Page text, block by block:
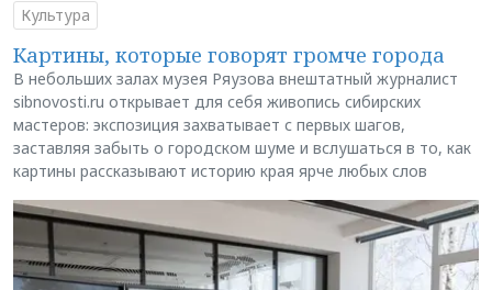
Культура
Картины, которые говорят громче города
В небольших залах музея Ряузова внештатный журналист
sibnovosti.ru открывает для себя живопись сибирских
мастеров: экспозиция захватывает с первых шагов,
заставляя забыть о городском шуме и вслушаться в то, как
картины рассказывают историю края ярче любых слов